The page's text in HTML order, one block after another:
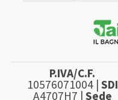
P.IVA/C.F.
10576071004 | SDI
A4707H7 | Sede